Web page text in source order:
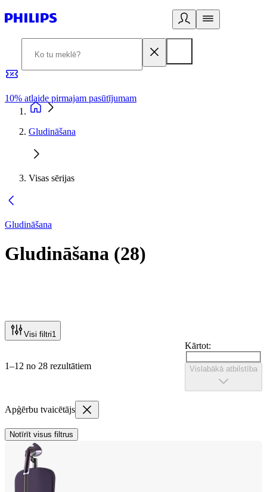
10% atlaide pirmajam pasūtījumam
Gludināšana
Visas sērijas
Gludināšana
Gludināšana (28)
Visi filtri1
1–12 no 28 rezultātiem
Kārtot:
Vislabākā atbilstība
Apģērbu tvaicētājs
Notīrīt visus filtrus